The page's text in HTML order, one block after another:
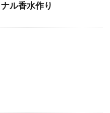
ナル香水作り